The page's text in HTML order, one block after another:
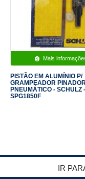
Mais
PISTÃO EM ALUMÍNIO P/
GRAMPEADOR
PNEUMÁTICO - SCHULZ -
SPG1850F
IR